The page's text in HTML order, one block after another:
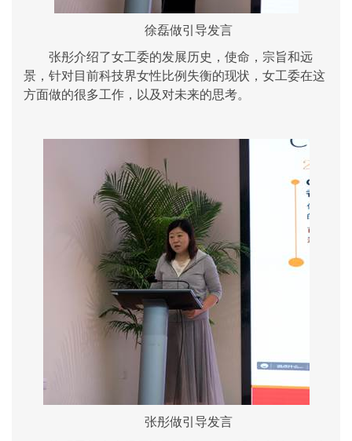
徐磊做引导发言
张彤介绍了女工委的发展历史，使命，宗旨和远
景，针对目前科技界女性比例失衡的现状，女工委在这
方面做的很多工作，以及对未来的思考。
张彤做引导发言